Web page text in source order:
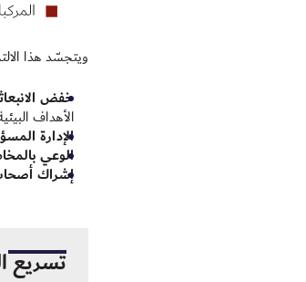
ويتجسّد هذا
خفض
الأهداف
الإدارة
الوعي
إشراك
تسريع